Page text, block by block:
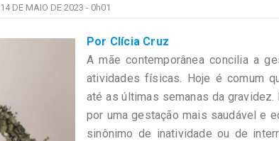
14 DE MAIO DE 2023 - 0h01
Por Clícia Cruz
A mãe contemporânea concilia a
atividades físicas. Hoje é comum
até as últimas semanas da
por uma gestação mais saudável e
sinônimo de inatividade ou de